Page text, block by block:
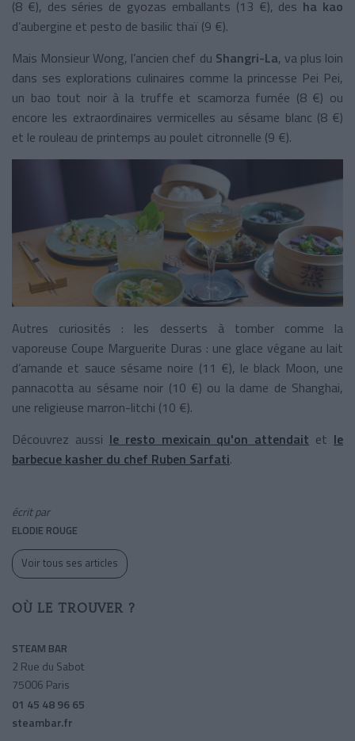
(8 €), des séries de gyozas emballants (13 €), des ha kao
d’aubergine et pesto de basilic thaï (9 €).
Mais Monsieur Wong, l’ancien chef du Shangri-La, va plus loin
dans ses explorations culinaires comme la princesse Pei Pei,
un bao tout noir à la truffe et scamorza fumée (8 €) ou
encore les extraordinaires vermicelles au sésame blanc (8 €)
et le rouleau de printemps au poulet citronnelle (9 €).
Autres curiosités : les desserts à tomber comme la
vaporeuse Coupe Marguerite Duras : une glace végane au lait
d’amande et sauce sésame noire (11 €), le black Moon, une
pannacotta au sésame noir (10 €) ou la dame de Shanghai,
une religieuse marron-litchi (10 €).
Découvrez aussi le resto mexicain qu'on attendait et le
barbecue kasher du chef Ruben Sarfati.
écrit par
ELODIE ROUGE
Voir tous ses articles
OÙ LE TROUVER ?
STEAM BAR
2 Rue du Sabot
75006 Paris
01 45 48 96 65
steambar.fr